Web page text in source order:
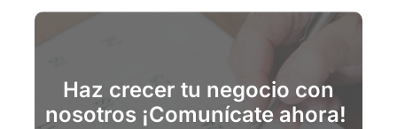
Haz crecer tu negocio con
nosotros ¡Comunícate ahora!